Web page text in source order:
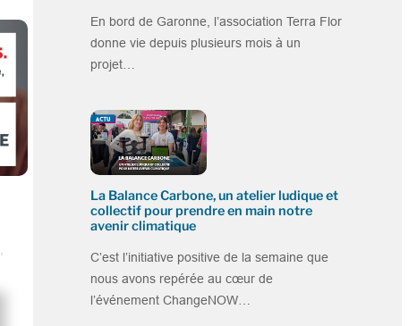
En bord de Garonne, l’association Terra Flor
donne vie depuis plusieurs mois à un
projet…
La Balance Carbone, un atelier ludique et
collectif pour prendre en main notre
avenir climatique
C’est l’initiative positive de la semaine que
nous avons repérée au cœur de
l’événement ChangeNOW…